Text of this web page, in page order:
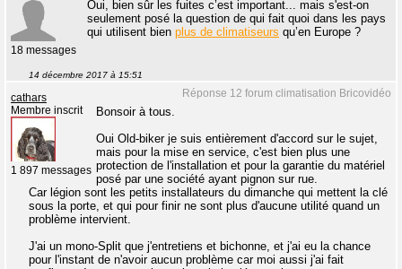
18 messages
Oui, bien sûr les fuites c’est important... mais s'est-on
seulement posé la question de qui fait quoi dans les pays
qui utilisent bien plus de climatiseurs qu’en Europe ?
14 décembre 2017 à 15:51
Réponse 12 forum climatisation Bricovidéo
cathars
Membre inscrit
1 897 messages
Bonsoir à tous.
Oui Old-biker je suis entièrement d'accord sur le sujet,
mais pour la mise en service, c'est bien plus une
protection de l'installation et pour la garantie du matériel
posé par une société ayant pignon sur rue.
Car légion sont les petits installateurs du dimanche qui mettent la clé
sous la porte, et qui pour finir ne sont plus d'aucune utilité quand un
problème intervient.
J'ai un mono-Split que j'entretiens et bichonne, et j'ai eu la chance
pour l'instant de n'avoir aucun problème car moi aussi j'ai fait